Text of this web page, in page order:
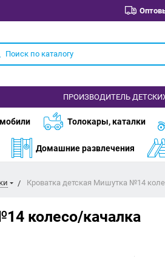
ПРОИЗВОДИТЕЛЬ
Толокары, каталки
Домашние развлечения
Кроватка детская Мишутка №14
колесо/качалка